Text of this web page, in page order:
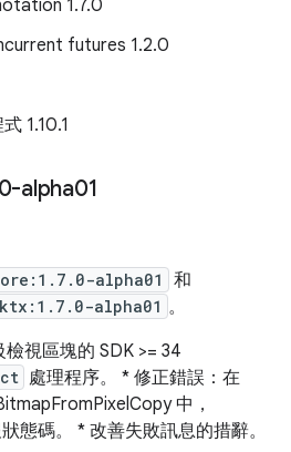
1.7.0
futures 1.2.0
1.10.1
0-alpha01
alpha01 和
alpha01 。
視區塊的 SDK >= 34
處理程序。 * 修正錯誤：在
中，
態碼。 * 改善失敗訊息的措辭。